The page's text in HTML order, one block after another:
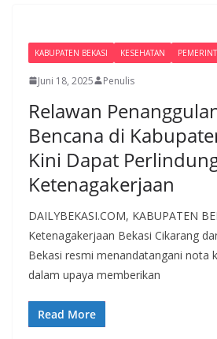
KABUPATEN BEKASI KESEHATAN
Juni 18, 2025 Penulis
Relawan
Bencana di
Kini Dapat
Ketenagakerjaan
DAILYBEKASI.COM, KABUPATEN
Ketenagakerjaan Bekasi Cikarang
Bekasi resmi menandatangani nota
dalam upaya memberikan
Read More